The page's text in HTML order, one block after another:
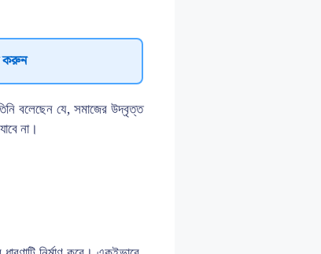
করুন
বলেছেন যে, সমাজের উদ্বৃত্ত
না।